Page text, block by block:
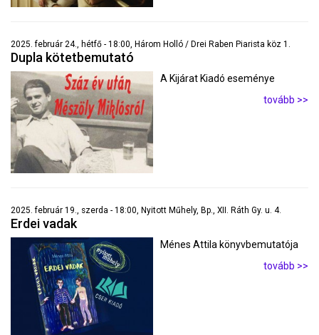
2025. február 24., hétfő - 18:00, Három Holló / Drei Raben Piarista köz 1.
Dupla kötetbemutató
A Kijárat Kiadó eseménye
tovább >>
2025. február 19., szerda - 18:00, Nyitott Műhely, Bp., XII. Ráth Gy. u. 4.
Erdei vadak
Ménes Attila könyvbemutatója
tovább >>